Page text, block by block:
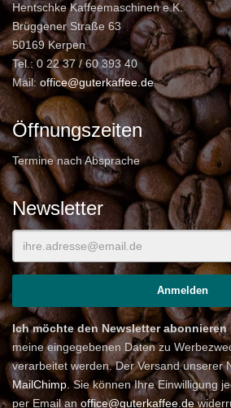
Hentschke Kaffeemaschinen e.K.
Brüggener Straße 63
50169 Kerpen
Tel.: 0 22 37 / 60 393 40
Mail: office@guterkaffee.de
Öffnungszeiten
Termine nach Absprache
Newsletter
Ich möchte den Newsletter abonnieren
meine eingegebenen Daten zu
verarbeitet werden. Der Versand unserer
MailChimp . Sie können Ihre Einwilligung
per Email an office@guterkaffee.de